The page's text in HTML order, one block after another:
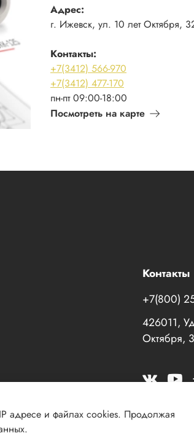
Адрес:
г. Ижевск, ул. 10 лет Октября,
Контакты:
+7(3412) 566-970
+7(3412) 477-170
пн-пт 09:00-18:00
Посмотреть на карте
Контакты
+7(800)
426011,
Октября,
адресе и файлах cookies. Продолжая